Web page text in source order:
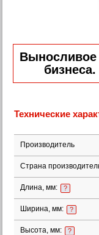
Выносливое
Технические
Производитель
Страна
Длина, мм: ?
Ширина, мм: ?
Высота, мм: ?